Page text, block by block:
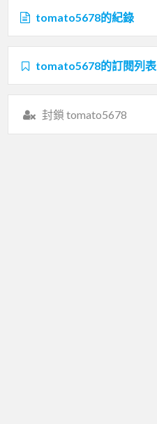
tomato5678的紀錄
tomato5678的訂閱列表
封鎖 tomato5678